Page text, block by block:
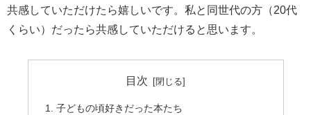
共感していただけたら嬉しいです。私と同世代の方（20代
くらい）だったら共感していただけると思います。
目次
子どもの頃好きだった本たち